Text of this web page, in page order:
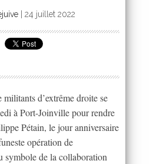
24 juillet 2022
d’extrême droite se
à Port-Joinville pour rendre
Pétain, le jour anniversaire
opération de
symbole de la collaboration